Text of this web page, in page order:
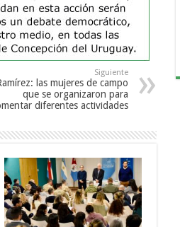
Siguiente
las mujeres de campo
que se organizaron para
diferentes actividades